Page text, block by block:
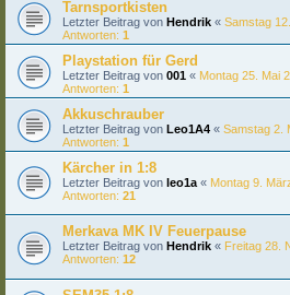
Tarnsportkisten
Letzter Beitrag von Hendrik « Samstag
Antworten: 1
Playstation für Gerd
Letzter Beitrag von 001 « Montag 25. Mai
Antworten: 1
Akkuschrauber
Letzter Beitrag von Leo1A4 « Samstag 2.
Antworten: 1
Kärcher in 1:8
Letzter Beitrag von leo1a « Montag 9.
Antworten: 21
Merkava MK IV Feuerpause
Letzter Beitrag von Hendrik « Freitag 28.
Antworten: 12